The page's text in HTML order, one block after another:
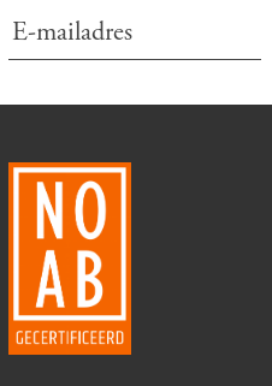
BV een salaris van €
Belastingdienst legt hem
een aanslag op met een
gebruikelijk loon van €
26.500. Hoe oordeelt de
rechter?